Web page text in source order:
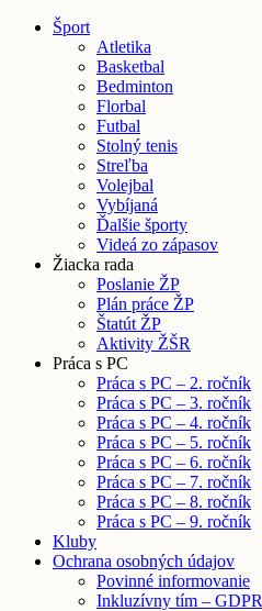
Šport
Atletika
Basketbal
Bedminton
Florbal
Futbal
Stolný tenis
Streľba
Volejbal
Vybíjaná
Ďalšie športy
Videá zo zápasov
Žiacka rada
Poslanie ŽP
Plán práce ŽP
Štatút ŽP
Aktivity ŽŠR
Práca s PC
Práca s PC – 2. ročník
Práca s PC – 3. ročník
Práca s PC – 4. ročník
Práca s PC – 5. ročník
Práca s PC – 6. ročník
Práca s PC – 7. ročník
Práca s PC – 8. ročník
Práca s PC – 9. ročník
Kluby
Ochrana osobných údajov
Povinné informovanie
Inkluzívny tím – GDPR